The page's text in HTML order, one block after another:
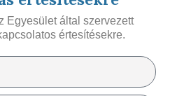
Egyesület által szervezett
értesítésekre.